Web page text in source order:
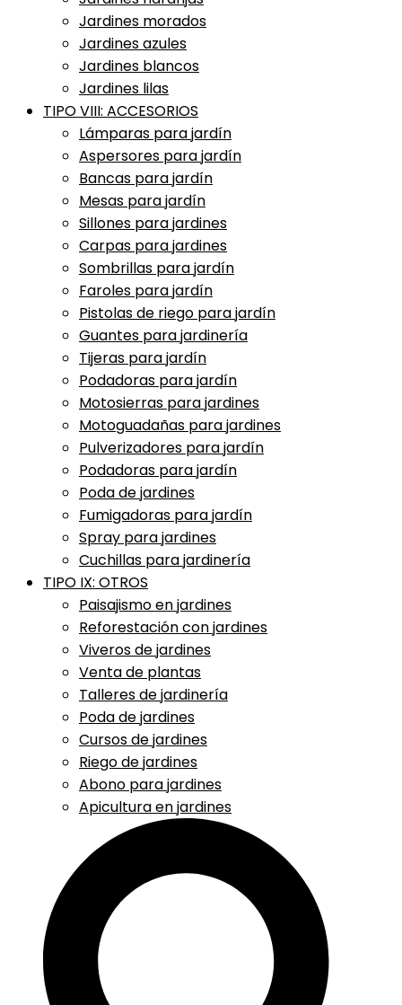
Jardines morados
Jardines azules
Jardines blancos
Jardines lilas
TIPO VIII: ACCESORIOS
Lámparas para jardín
Aspersores para jardín
Bancas para jardín
Mesas para jardín
Sillones para jardines
Carpas para jardines
Sombrillas para jardín
Faroles para jardín
Pistolas de riego para jardín
Guantes para jardinería
Tijeras para jardín
Podadoras para jardín
Motosierras para jardines
Motoguadañas para jardines
Pulverizadores para jardín
Podadoras para jardín
Poda de jardines
Fumigadoras para jardín
Spray para jardines
Cuchillas para jardinería
TIPO IX: OTROS
Paisajismo en jardines
Reforestación con jardines
Viveros de jardines
Venta de plantas
Talleres de jardinería
Poda de jardines
Cursos de jardines
Riego de jardines
Abono para jardines
Apicultura en jardines